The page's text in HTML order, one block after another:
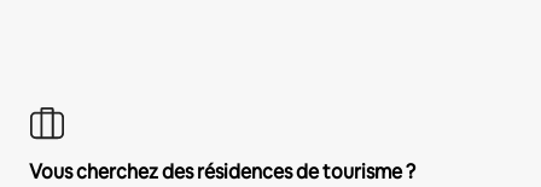
Vous cherchez des résidences de tourisme ?